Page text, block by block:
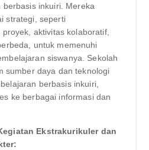
inkuiri. Mereka
strategi, seperti
aktivitas kolaboratif,
untuk memenuhi
siswanya. Sekolah
sumber daya dan teknologi
berbasis inkuiri,
ke berbagai informasi dan
Ekstrakurikuler dan